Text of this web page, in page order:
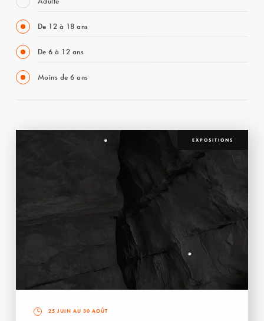
De 12 à 18 ans
De 6 à 12 ans
Moins de 6 ans
EXPOSITIONS
25 JUIN AU 30 AOÛT